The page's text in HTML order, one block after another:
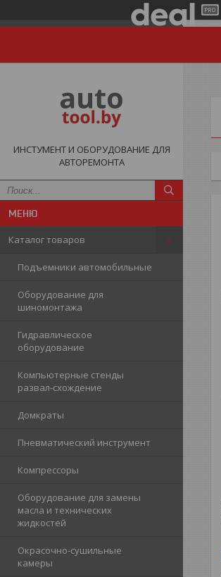
ИНСТУМЕНТ И ОБОРУДОВАНИЕ ДЛЯ
АВТОРЕМОНТА
Каталог товаров
Подъемники автомобильные
Оборудование для
шиномонтажа
Гидравлическое
оборудование
Компьютерные стенды
развал-схождение
Домкраты
Пневматический инструмент
Компрессоры
Оборудование для замены
масла и технических
жидкостей
Окрасочно-сушильные
камеры